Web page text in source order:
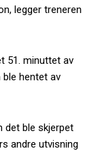
legger treneren
51. minuttet av
ble hentet av
det ble skjerpet
andre utvisning